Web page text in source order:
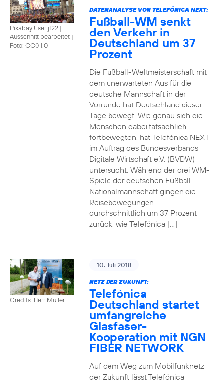
Pixabay User jf22 |
Ausschnitt bearbeitet |
Foto: CC0 1.0
DATENANALYSE VON TELEFÓNICA NEXT:
Fußball-WM senkt
den Verkehr in
Deutschland um 37
Prozent
Die Fußball-Weltmeisterschaft mit
dem unerwarteten Aus für die
deutsche Mannschaft in der
Vorrunde hat Deutschland dieser
Tage bewegt. Wie genau sich die
Menschen dabei tatsächlich
fortbewegten, hat Telefónica NEXT
im Auftrag des Bundesverbands
Digitale Wirtschaft e.V. (BVDW)
untersucht. Während der drei WM-
Spiele der deutschen Fußball-
Nationalmannschaft gingen die
Reisebewegungen
durchschnittlich um 37 Prozent
zurück, wie Telefónica […]
Credits: Herr Müller
10. Juli 2018
NETZ DER ZUKUNFT:
Telefónica
Deutschland startet
umfangreiche
Glasfaser-
Kooperation mit NGN
FIBER NETWORK
Auf dem Weg zum Mobilfunknetz
der Zukunft lässt Telefónica